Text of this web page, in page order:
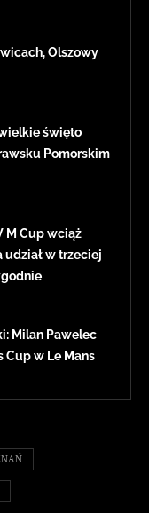
Olszowy
święto
Pomorskim
M Cup wciąż
udział w trzeciej
Milan Pawelec
Cup w Le Mans